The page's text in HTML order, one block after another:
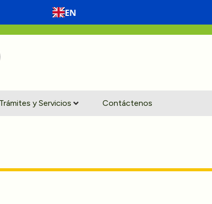
EN
Trámites y Servicios Contáctenos